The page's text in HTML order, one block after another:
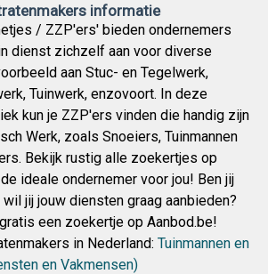
informatie
/ ZZP'ers' bieden ondernemers
dienst zichzelf aan voor diverse
aan Stuc- en Tegelwerk,
Tuinwerk, enzovoort. In deze
kun je ZZP'ers vinden die handig zijn
Werk, zoals Snoeiers, Tuinmannen
Bekijk rustig alle zoekertjes op
ideale ondernemer voor jou! Ben jij
jij jouw diensten graag aanbieden?
een zoekertje op Aanbod.be!
in Nederland: Tuinmannen en
en Vakmensen)